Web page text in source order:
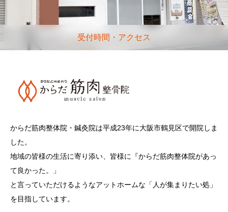
受付時間・アクセス
からだ筋肉整体院・鍼灸院は平成23年に大阪市鶴見区で開院しま
した。
地域の皆様の生活に寄り添い、皆様に『からだ筋肉整体院があっ
て良かった。」
と言っていただけるようなアットホームな「人が集まりたい処」
を目指しています。